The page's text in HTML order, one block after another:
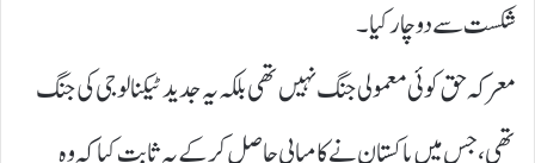
شکست سے دوچار کیا۔
معرکہ حق کوئی معمولی جنگ نہیں تھی بلکہ یہ جدید ٹیکنالوجی کی جنگ
تھی، جس میں پاکستان نے کامیابی حاصل کر کے یہ ثابت کیا کہ وہ